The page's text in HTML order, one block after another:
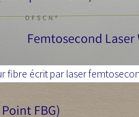
fibre écrit par laser